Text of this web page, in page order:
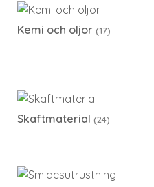
Kemi och oljor (17)
Skaftmaterial (24)